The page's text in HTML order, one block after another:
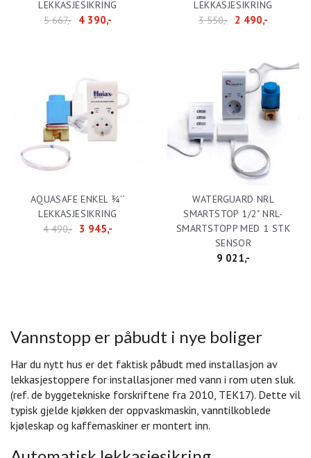
LEKKASJESIKRING
5 667,-
4 390,-
LEKKASJESIKRING
3 550,-
2 490,-
AQUASAFE ENKEL ¾’’
LEKKASJESIKRING
4 490,-
3 945,-
WATERGUARD NRL
SMARTSTOP 1/2" NRL-
SMARTSTOPP MED 1 STK
SENSOR
9 021,-
Vannstopp er påbudt i nye boliger
Har du nytt hus er det faktisk påbudt med installasjon av
lekkasjestoppere for installasjoner med vann i rom uten sluk.
(ref. de byggetekniske forskriftene fra 2010, TEK17). Dette vil
typisk gjelde kjøkken der oppvaskmaskin, vanntilkoblede
kjøleskap og kaffemaskiner er montert inn.